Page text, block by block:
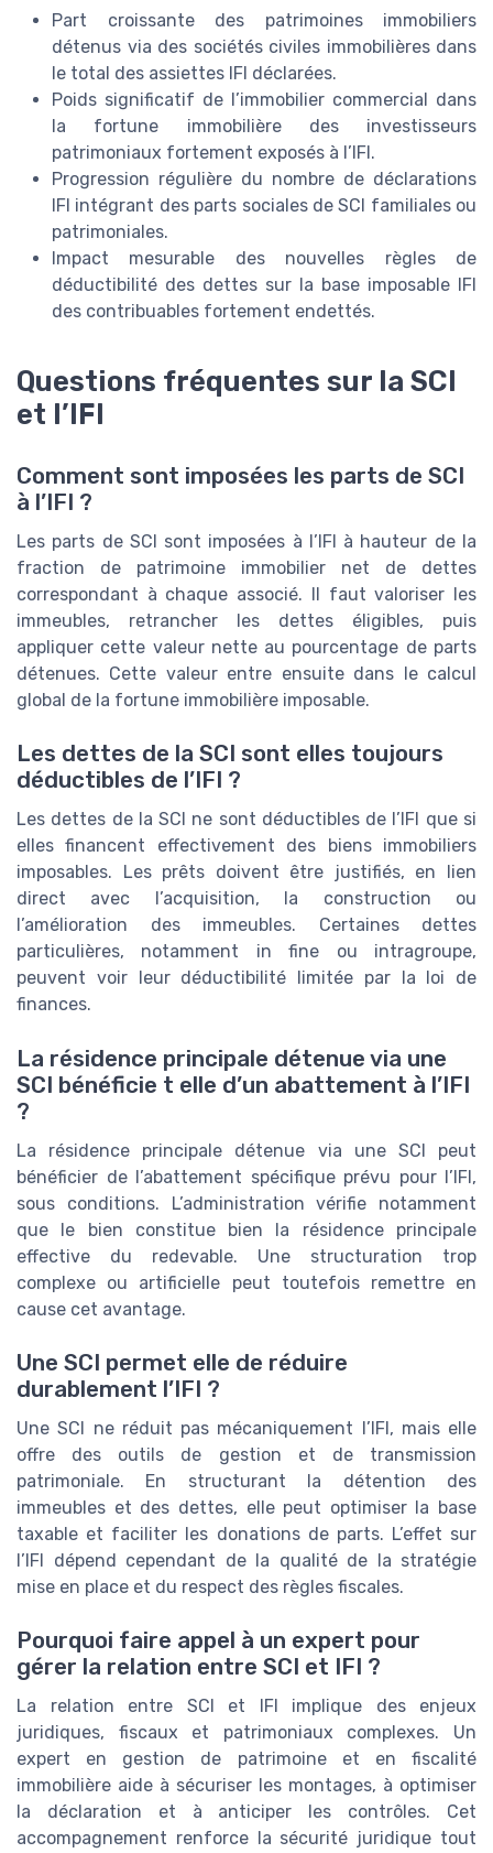
Part croissante des patrimoines immobiliers
détenus via des sociétés civiles immobilières dans
le total des assiettes IFI déclarées.
Poids significatif de l’immobilier commercial dans
la fortune immobilière des investisseurs
patrimoniaux fortement exposés à l’IFI.
Progression régulière du nombre de déclarations
IFI intégrant des parts sociales de SCI familiales ou
patrimoniales.
Impact mesurable des nouvelles règles de
déductibilité des dettes sur la base imposable IFI
des contribuables fortement endettés.
Questions fréquentes sur la SCI
et l’IFI
Comment sont imposées les parts de SCI
à l’IFI ?
Les parts de SCI sont imposées à l’IFI à hauteur de la
fraction de patrimoine immobilier net de dettes
correspondant à chaque associé. Il faut valoriser les
immeubles, retrancher les dettes éligibles, puis
appliquer cette valeur nette au pourcentage de parts
détenues. Cette valeur entre ensuite dans le calcul
global de la fortune immobilière imposable.
Les dettes de la SCI sont elles toujours
déductibles de l’IFI ?
Les dettes de la SCI ne sont déductibles de l’IFI que si
elles financent effectivement des biens immobiliers
imposables. Les prêts doivent être justifiés, en lien
direct avec l’acquisition, la construction ou
l’amélioration des immeubles. Certaines dettes
particulières, notamment in fine ou intragroupe,
peuvent voir leur déductibilité limitée par la loi de
finances.
La résidence principale détenue via une
SCI bénéficie t elle d’un abattement à l’IFI
?
La résidence principale détenue via une SCI peut
bénéficier de l’abattement spécifique prévu pour l’IFI,
sous conditions. L’administration vérifie notamment
que le bien constitue bien la résidence principale
effective du redevable. Une structuration trop
complexe ou artificielle peut toutefois remettre en
cause cet avantage.
Une SCI permet elle de réduire
durablement l’IFI ?
Une SCI ne réduit pas mécaniquement l’IFI, mais elle
offre des outils de gestion et de transmission
patrimoniale. En structurant la détention des
immeubles et des dettes, elle peut optimiser la base
taxable et faciliter les donations de parts. L’effet sur
l’IFI dépend cependant de la qualité de la stratégie
mise en place et du respect des règles fiscales.
Pourquoi faire appel à un expert pour
gérer la relation entre SCI et IFI ?
La relation entre SCI et IFI implique des enjeux
juridiques, fiscaux et patrimoniaux complexes. Un
expert en gestion de patrimoine et en fiscalité
immobilière aide à sécuriser les montages, à optimiser
la déclaration et à anticiper les contrôles. Cet
accompagnement renforce la sécurité juridique tout